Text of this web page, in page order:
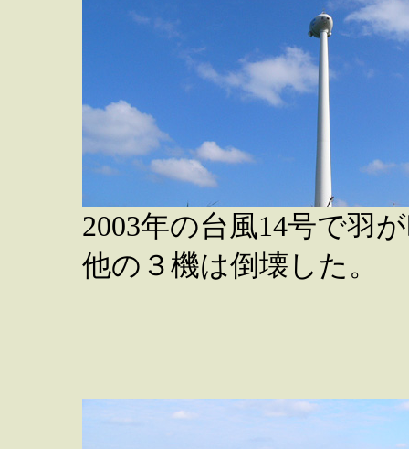
2003年の台風14号で羽
他の３機は倒壊した。